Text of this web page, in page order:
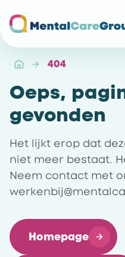
404
Oeps,
gevonden
Het lijkt erop dat
niet meer bestaat.
Neem contact met
Homepage